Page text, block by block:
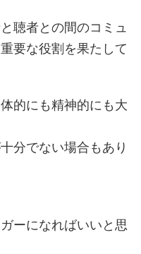
聴者との間のコミュ
要な役割を果たして
的にも精神的にも大
分でない場合もあり
ーになればいいと思